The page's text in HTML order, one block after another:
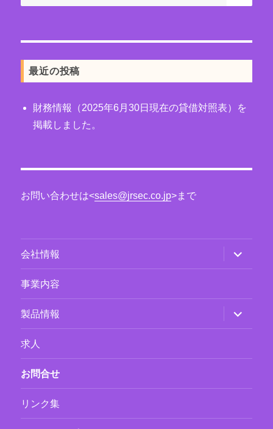
索:
最近の投稿
財務情報（2025年6月30日現在の貸借対照表）を
掲載しました。
お問い合わせは<sales@jrsec.co.jp>まで
会社情報
ブ
メ
ー
を
展
開
事業内容
製品情報
ブ
メ
ー
開
求人
お問合せ
リンク集